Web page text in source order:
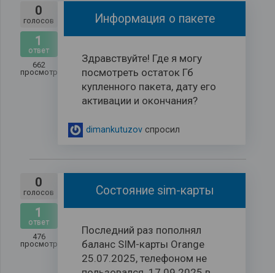
0
голосов
1
ответ
662
просмотров
Информация о пакете
Здравствуйте! Где я могу
посмотреть остаток Гб
купленного пакета, дату его
активации и окончания?
dimankutuzovспросил
0
голосов
1
ответ
476
просмотров
Состояние sim-карты
Последний раз пополнял
баланс SIM-карты Orange
25.07.2025, телефоном не